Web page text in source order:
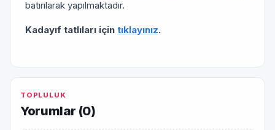
batırılarak yapılmaktadır.
Kadayıf tatlıları için tıklayınız.
TOPLULUK
Yorumlar (0)